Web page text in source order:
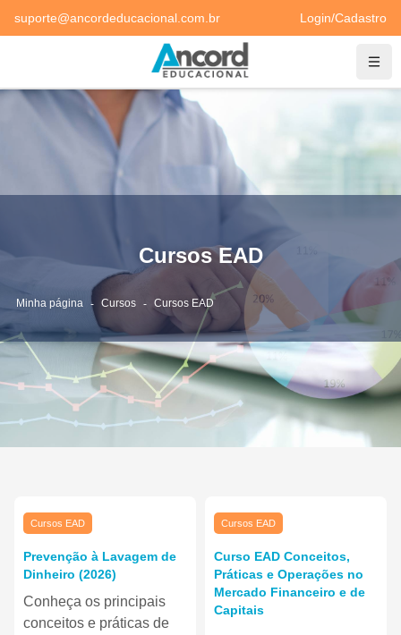
suporte@ancordeducacional.com.br Login/Cadastro
Cursos EAD
Minha página Cursos Cursos EAD
Imagem do curso
Cursos EAD
Nome do curso
Prevenção à Lavagem de
Dinheiro (2026)
Texto do resumo do curso:
Conheça os principais
conceitos e práticas de
Imagem do curso
Cursos EAD
Nome do curso
Curso EAD Conceitos,
Práticas e Operações no
Mercado Financeiro e de
Capitais